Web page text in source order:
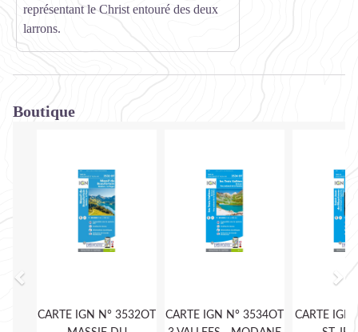
représentant le Christ entouré des deux
larrons.
Boutique